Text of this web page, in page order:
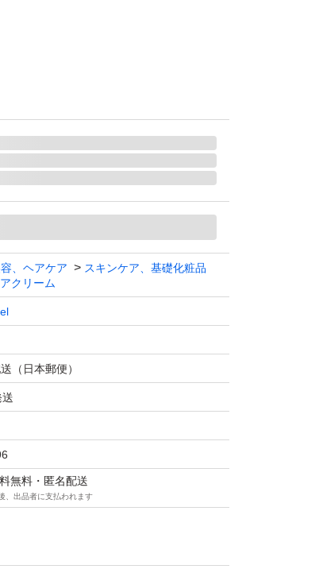
、ヘアケア
スキンケア、基礎化粧品
クリーム
（日本郵便）
無料・匿名配送
、出品者に支払われます